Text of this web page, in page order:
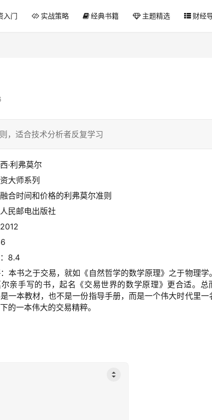
入门 实战策略 经典书籍 主题精选 财经
，适合技术分析者反复学习
·利弗莫尔
大师系列
合时间和价格的利弗莫尔准则
民邮电出版社
：8.4
：本书之于交易，就如《自然哲学的数学原理》之于物理学
亲手写的书，起名《交易世界的数学原理》更合适。总
一本教材，也不是一份指导手册，而是一个伟大时代里一
的一本伟大的交易精粹。